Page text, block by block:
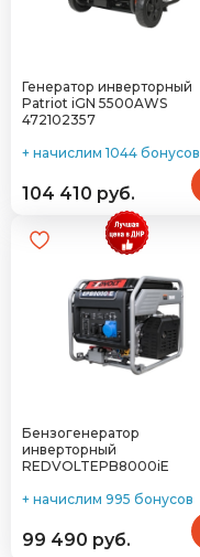
Генератор инверторный
Patriot iGN 5500AWS
472102357
+ начислим 1044 бонусов
104 410 руб.
Бензогенератор
инверторный
REDVOLTEPB8000iE
+ начислим 995 бонусов
99 490 руб.